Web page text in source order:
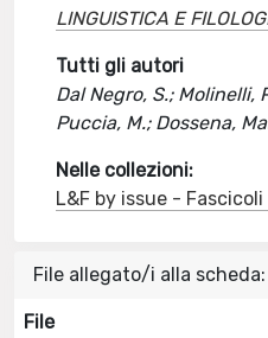
LINGUISTICA E
Tutti gli autori
Dal Negro, S.; Molinelli,
Puccia, M.; Dossena,
Nelle collezioni:
L&F by issue -
File allegato/i alla scheda:
File